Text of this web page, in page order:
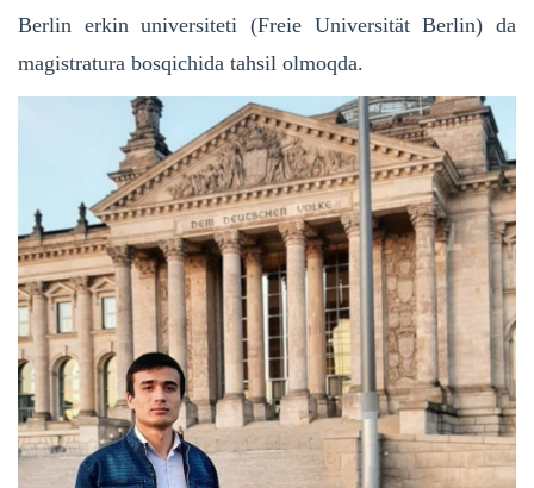
Berlin erkin universiteti (Freie Universität Berlin) da
magistratura bosqichida tahsil olmoqda.